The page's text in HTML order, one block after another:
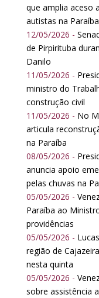
que amplia aceso
autistas na Paraíba
12/05/2026 -
de Pirpirituba
Danilo
11/05/2026 -
ministro do
construção civil
11/05/2026 - No
articula
na Paraíba
08/05/2026 -
anuncia apoio
pelas chuvas na
05/05/2026 -
Paraíba ao
providências
05/05/2026 -
região de
nesta quinta
05/05/2026 -
sobre assistência